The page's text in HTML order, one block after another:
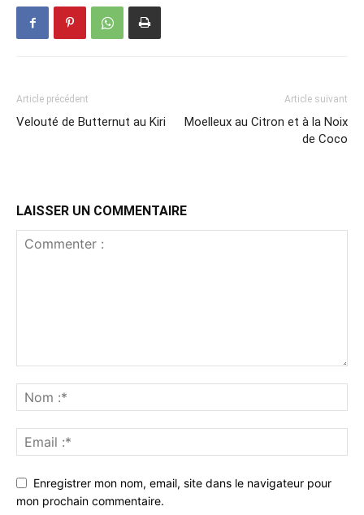
Article précédent
Velouté de Butternut au Kiri
Article suivant
Moelleux au Citron et à la Noix
de Coco
LAISSER UN COMMENTAIRE
Enregistrer mon nom, email, site dans le navigateur pour
mon prochain commentaire.